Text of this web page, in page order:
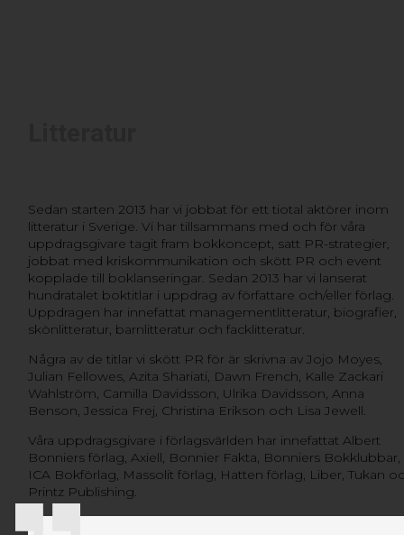
Sedan starten 2013 har vi jobbat för ett tiotal aktörer inom
litteratur i Sverige. Vi har tillsammans med och för våra
uppdragsgivare tagit fram bokkoncept, satt PR-strategier,
jobbat med kriskommunikation och skött PR och event
kopplade till boklanseringar. Sedan 2013 har vi lanserat
hundratalet boktitlar i uppdrag av författare och/eller förlag.
Uppdragen har innefattat managementlitteratur, biografier,
skönlitteratur, barnlitteratur och facklitteratur.
Några av de titlar vi skött PR för är skrivna av Jojo Moyes,
Julian Fellowes, Azita Shariati, Dawn French, Kalle Zackari
Wahlström, Camilla Davidsson, Ulrika Davidsson, Anna
Benson, Jessica Frej, Christina Erikson och Lisa Jewell.
Våra uppdragsgivare i förlagsvärlden har innefattat Albert
Bonniers förlag, Axiell, Bonnier Fakta, Bonniers Bokklubbar,
ICA Bokförlag, Massolit förlag, Hatten förlag, Liber, Tukan
Printz Publishing.